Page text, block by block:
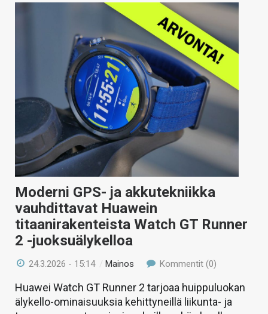
Moderni GPS- ja akkutekniikka
vauhdittavat Huawein
titaanirakenteista Watch GT Runner
2 -juoksuälykelloa
24.3.2026 - 15:14 /Mainos Kommentit (0)
Huawei Watch GT Runner 2 tarjoaa huippuluokan
älykello-ominaisuuksia kehittyneillä liikunta- ja